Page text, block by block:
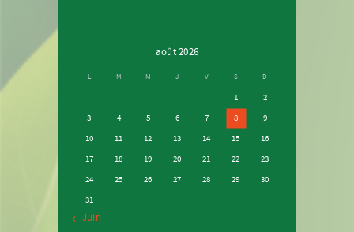
août 2026
L M M J V S D
1
2
3
4 5 6 7 8
9
10
11 12 13 14 15
16
17
18 19 20 21 22
23
24
25 26 27 28 29
30
31
« Juin